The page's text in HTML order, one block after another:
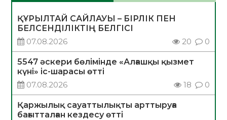
ҚҰРЫЛТАЙ САЙЛАУЫ – БІРЛІК ПЕН
БЕЛСЕНДІЛІКТІҢ БЕЛГІСІ
07.08.2026
20 0
5547 әскери бөлімінде «Алғашқы қызмет
күні» іс-шарасы өтті
07.08.2026
18 0
Қаржылық сауаттылықты арттыруға
бағытталған кездесу өтті